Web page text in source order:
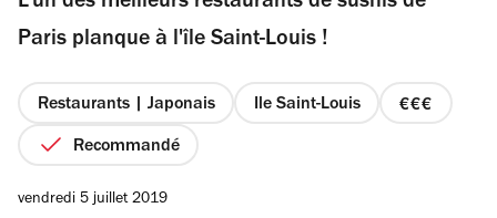
Paris planque à l'île Saint-Louis !
Restaurants | Japonais Ile Saint-Louis
prix
Recommandé
vendredi 5 juillet 2019